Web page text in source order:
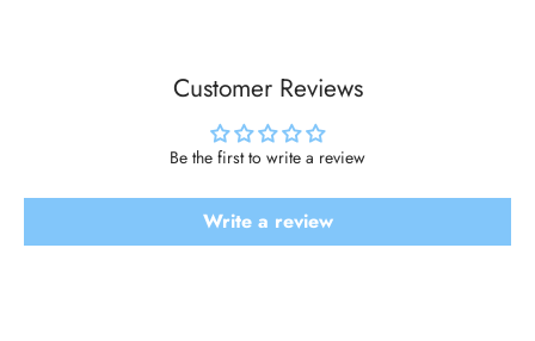
Customer Reviews
Be the first to write a review
Write a review